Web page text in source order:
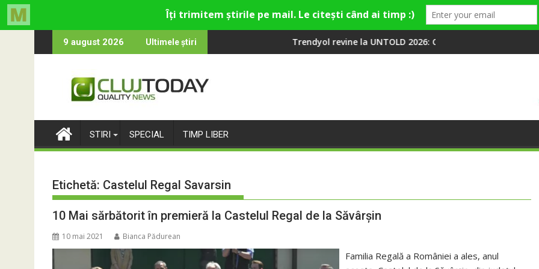
to
9 august 2026 Ultimele știri
din Cluj
care rămân: Almost Still Trendyol revine la UNTOLD 2026: Colecții capsulă lansate cu Gina, Smiley
STIRI SPECIAL TIMP LIBER
Etichetă: Castelul Regal Savarsin
10 Mai sărbătorit în premieră la Castelul Regal de la Săvârșin
10 mai 2021 Bianca Pădurean
Familia Regală a României a ales, anul